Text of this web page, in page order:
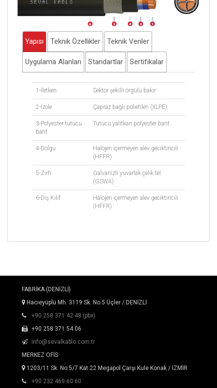
Yapısı Teknik Özellikler Teknik Veriler
Uygulama Alanları Standartlar Sertifikalar
1-İletken Sektör şekilli örgülü bakır
2-İzole Çapraz bağlı polietilen (XLPE)
3-Polyester tutucu
bant
Tutucu yalıtkan polyester bant
4-Dolgu
Halojen içermeyen alev geciktiricili
(HFFR)
5-Zırh
Galvanizli yuvarlak çelik tel
(GSWA)
6-Dış Kılıf
Halojen içermeyen alev geciktiricili
(HFFR)
FABRİKA (DENİZLİ)
Hacıeyüplü Mh. 3119 Sk. No:5 Üçler / DENİZLİ
+90 258 371 42 48 (pbx)
+90 258 371 54 06
info@sevalkablo.com.tr
MERKEZ OFİS
1203/11 Sk. No:5/7 Kat:22 Megapol Çarşı Kule Konak / İZMİR
+90 232 469 60 60